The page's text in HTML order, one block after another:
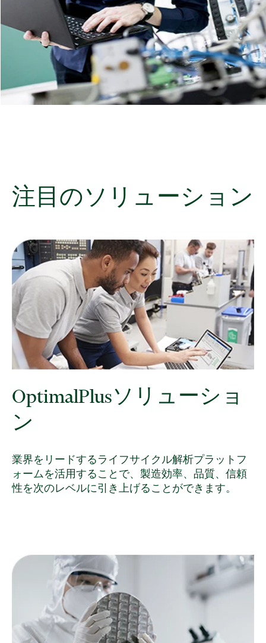
注目 のソリューション
OptimalPlusソリューショ
ン
業界をリードするライフサイクル解析プラットフ
ォームを活用することで、製造効率、品質、信頼
性を次のレベルに引き上げることができます。